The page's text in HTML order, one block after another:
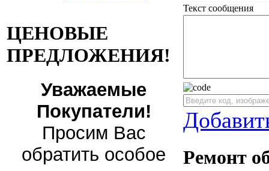
ЦЕНОВЫЕ
ПРЕДЛОЖЕНИЯ!
Уважаемые
Покупатели!
Просим Вас
обратить особое
Текст сообщения
Ремонт